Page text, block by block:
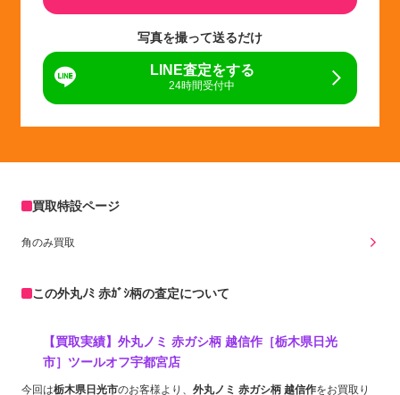
写真を撮って送るだけ
LINE査定をする
24時間受付中
買取特設ページ
角のみ買取
この外丸ﾉﾐ 赤ｶﾞｼ柄の査定について
【買取実績】外丸ノミ 赤ガシ柄 越信作［栃木県日光
市］ツールオフ宇都宮店
今回は栃木県日光市のお客様より、 外丸ノミ 赤ガシ柄 越信作をお買取り